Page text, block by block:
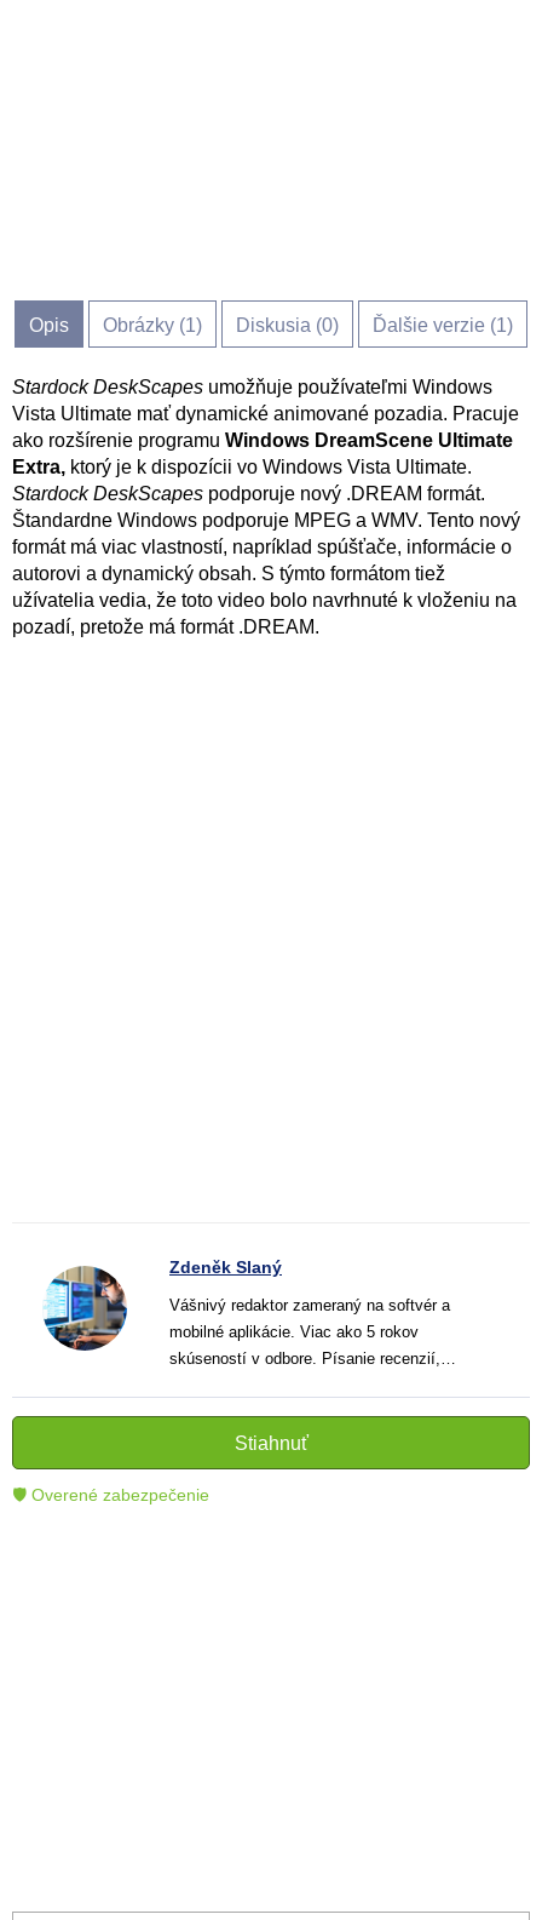
Opis Obrázky (1) Diskusia (0) Ďalšie verzie (1)
Stardock DeskScapes umožňuje používateľmi Windows
Vista Ultimate mať dynamické animované pozadia. Pracuje
ako rozšírenie programu Windows DreamScene Ultimate
Extra, ktorý je k dispozícii vo Windows Vista Ultimate.
Stardock DeskScapes podporuje nový .DREAM formát.
Štandardne Windows podporuje MPEG a WMV. Tento nový
formát má viac vlastností, napríklad spúšťače, informácie o
autorovi a dynamický obsah. S týmto formátom tiež
užívatelia vedia, že toto video bolo navrhnuté k vloženiu na
pozadí, pretože má formát .DREAM.
Zdeněk Slaný
Vášnivý redaktor zameraný na softvér a
mobilné aplikácie. Viac ako 5 rokov
skúseností v odbore. Písanie recenzií,
informatívnych textov, ktoré pomáhajú
čitateľom lepšie porozumieť a využiť moderné
technológie.
Stiahnuť
🛡 Overené zabezpečenie